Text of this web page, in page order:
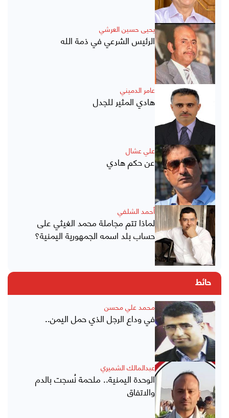
يحيى حسين العرشي
الرئيس الشرعي في ذمة الله
عامر الدميني
هادي المثير للجدل
علي عشال
عن حكم هادي
أحمد الشلفي
لماذا تتم مجاملة محمد الغيثي على
حساب بلد اسمه الجمهورية اليمنية؟
حائط
محمد علي محسن
في وداع الرجل الذي حمل اليمن..
عبدالمالك الشميري
الوحدة اليمنية.. ملحمة نُسجت بالدم
والاتفاق